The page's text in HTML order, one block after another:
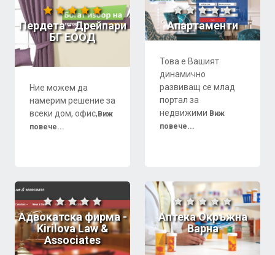
Пердета - Дрейпари
БГ ЕООД
Ние можем да
намерим решение за
всеки дом, офис, Виж
повече...
Апартаменти
Това е Вашият
динамично
развиващ се млад
портал за
недвижими Виж
повече...
Адвокатска фирма -
Kirilova Law &
Associates
Аптека Окръжна
Варна